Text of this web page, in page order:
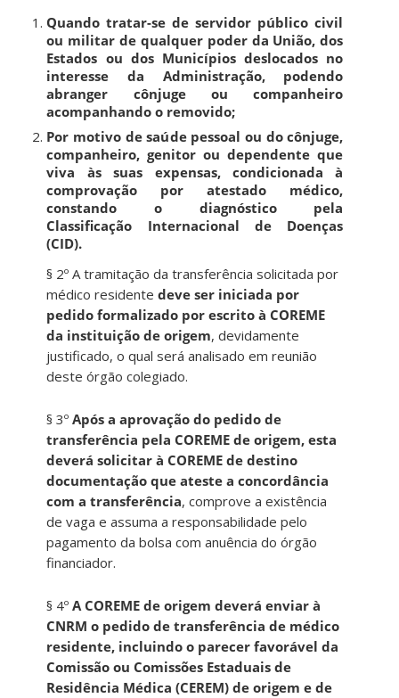
Quando tratar-se deservidor público civil
ou militar de qualquer poder da União, dos
Estados ou dosMunicípios deslocados no
interesse da Administração, podendo
abranger cônjuge ou companheiro
acompanhando o removido;
Por motivo desaúde pessoal ou do cônjuge,
companheiro, genitor ou dependente que
viva àssuas expensas, condicionada à
comprovação por atestado médico,
constando o diagnóstico pela
Classificação Internacional de Doenças
(CID).
§ 2º A tramitação da transferênciasolicitada por
médicoresidentedeve ser iniciada por
pedido formalizado por escrito à COREME
da instituição de origem, devidamente
justificado, o qual será analisado em reunião
desteórgão colegiado.
§ 3º Após a aprovação do pedido de
transferência pela COREME de origem, esta
deverá solicitar à COREME de destino
documentação que ateste a concordância
com a transferência, comprove a existência
de vaga e assuma a responsabilidade pelo
pagamento da bolsa com anuência doórgão
financiador.
§ 4ºA COREME de origem deverá enviar à
CNRM o pedido de transferência de médico
residente, incluindo o parecer favorável da
Comissão ou Comissões Estaduais de
Residência Médica (CEREM) de origem e de